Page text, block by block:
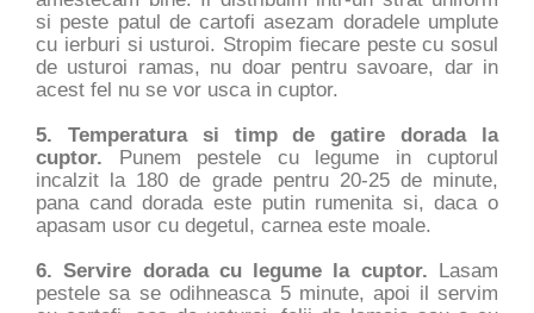
si peste patul de cartofi asezam doradele umplute
cu ierburi si usturoi. Stropim fiecare peste cu sosul
de usturoi ramas, nu doar pentru savoare, dar in
acest fel nu se vor usca in cuptor.
5. Temperatura si timp de gatire dorada la
cuptor.
Punem pestele cu legume in cuptorul
incalzit la 180 de grade pentru 20-25 de minute,
pana cand dorada este putin rumenita si, daca o
apasam usor cu degetul, carnea este moale.
6. Servire dorada cu legume la cuptor. Lasam
pestele sa se odihneasca 5 minute, apoi il servim